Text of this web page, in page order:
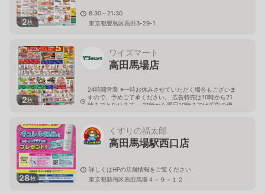
2枚
8:30～21:30
東京都豊島区高田3-29-1
2枚
ワイズマート
高田馬場店
24時間営業 ※一時お休みさせていただく場合もございま
すので、予めご了承ください。 広告特売は10時から21
時までとなります。 21時から翌日10時までは広告の価
28枚
くすりの福太郎
高田馬場駅西口店
詳しくはHPの店舗情報をご覧ください
東京都新宿区高田馬場４－９－１２